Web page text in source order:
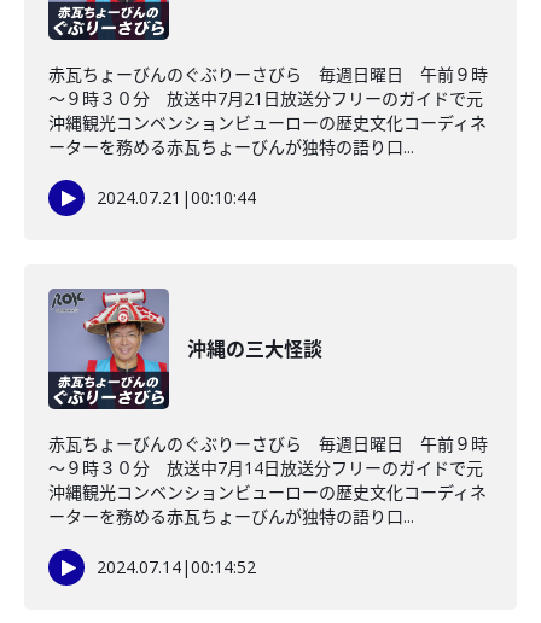
赤瓦ちょーびんのぐぶりーさびら 毎週日曜日 午前９時
～９時３０分 放送中7月21日放送分フリーのガイドで元
沖縄観光コンベンションビューローの歴史文化コーディネ
ーターを務める赤瓦ちょーびんが独特の語り口...
2024.07.21 |00:10:44
沖縄の三大怪談
赤瓦ちょーびんのぐぶりーさびら 毎週日曜日 午前９時
～９時３０分 放送中7月14日放送分フリーのガイドで元
沖縄観光コンベンションビューローの歴史文化コーディネ
ーターを務める赤瓦ちょーびんが独特の語り口...
2024.07.14|00:14:52